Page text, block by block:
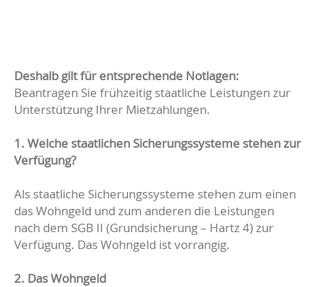
Deshalb gilt für entsprechende Notlagen:
Beantragen Sie frühzeitig staatliche Leistungen zur
Unterstützung Ihrer Mietzahlungen.
1. Welche staatlichen Sicherungssysteme stehen zur
Verfügung?
Als staatliche Sicherungssysteme stehen zum einen
das Wohngeld und zum anderen die Leistungen
nach dem SGB II (Grundsicherung – Hartz 4) zur
Verfügung. Das Wohngeld ist vorrangig.
2. Das Wohngeld